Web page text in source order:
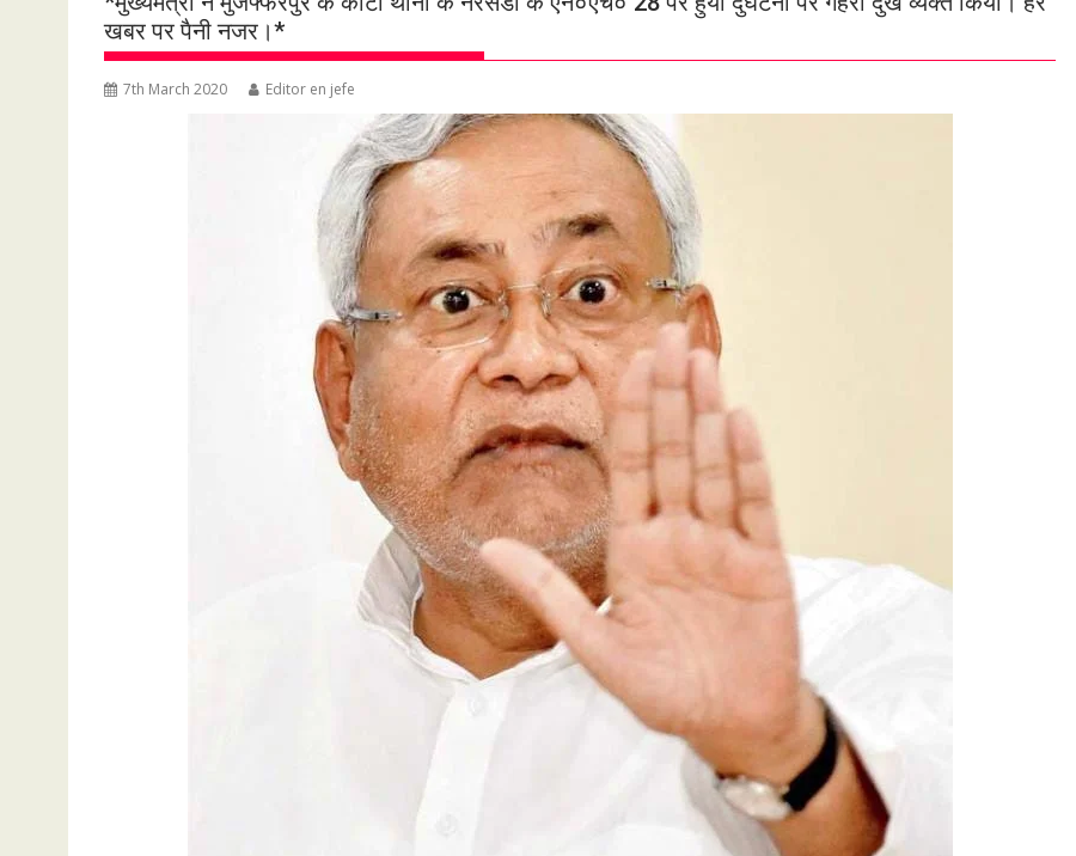
खबर पर पैनी नजर।*
7th March 2020 Editor en jefe